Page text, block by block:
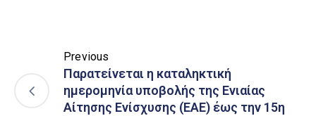
Previous
Παρατείνεται η καταληκτική
ημερομηνία υποβολής της Ενιαίας
Αίτησης Ενίσχυσης (ΕΑΕ) έως την 15η